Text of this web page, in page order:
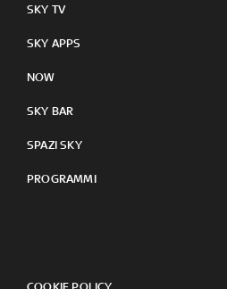
SKY TV
SKY APPS
NOW
SKY BAR
SPAZI SKY
PROGRAMMI